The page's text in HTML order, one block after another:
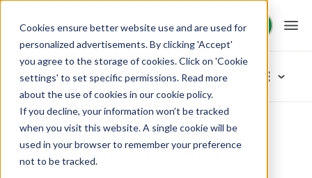
Cookies ensure better website use and are used for
personalized advertisements. By clicking 'Accept'
you agree to the storage of cookies. Click on 'Cookie
settings' to set specific permissions. Read more
about the use of cookies in our cookie policy.
If you decline, your information won’t be tracked
when you visit this website. A single cookie will be
used in your browser to remember your preference
not to be tracked.
Demo anfragen
Demo anfragen
Plattform
BEX PMS
PMS
Verwalte alle Backoffice Abläufe.
Unsere Lösungen
BEX für:
Ressourcen
App Store
Kategorien durchstöbern
Zutrittskontrolle
App Store Energiesysteme skentel Utility Metering
skentel Utility Metering